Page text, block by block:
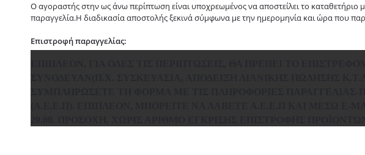
Ο αγοραστής στην ως άνω περίπτωση είναι υποχρεωμένος να αποστείλει το
παραγγελία.Η διαδικασία αποστολής ξεκινά σύμφωνα με την ημερομηνία και ώρα που
Επιστροφή παραγγελίας: